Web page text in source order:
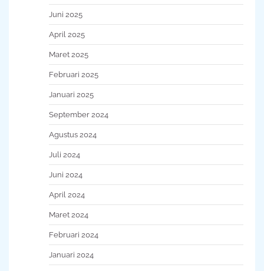
Juni 2025
April 2025
Maret 2025
Februari 2025
Januari 2025
September 2024
Agustus 2024
Juli 2024
Juni 2024
April 2024
Maret 2024
Februari 2024
Januari 2024